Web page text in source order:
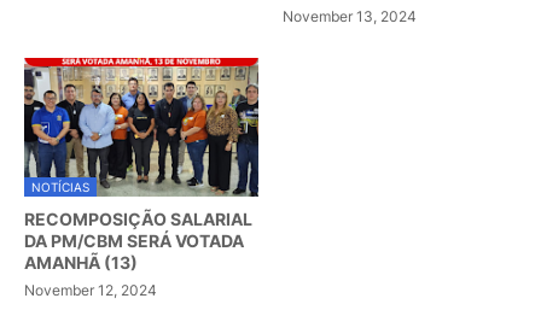
November 13, 2024
NOTÍCIAS
RECOMPOSIÇÃO SALARIAL
DA PM/CBM SERÁ VOTADA
AMANHÃ (13)
November 12, 2024